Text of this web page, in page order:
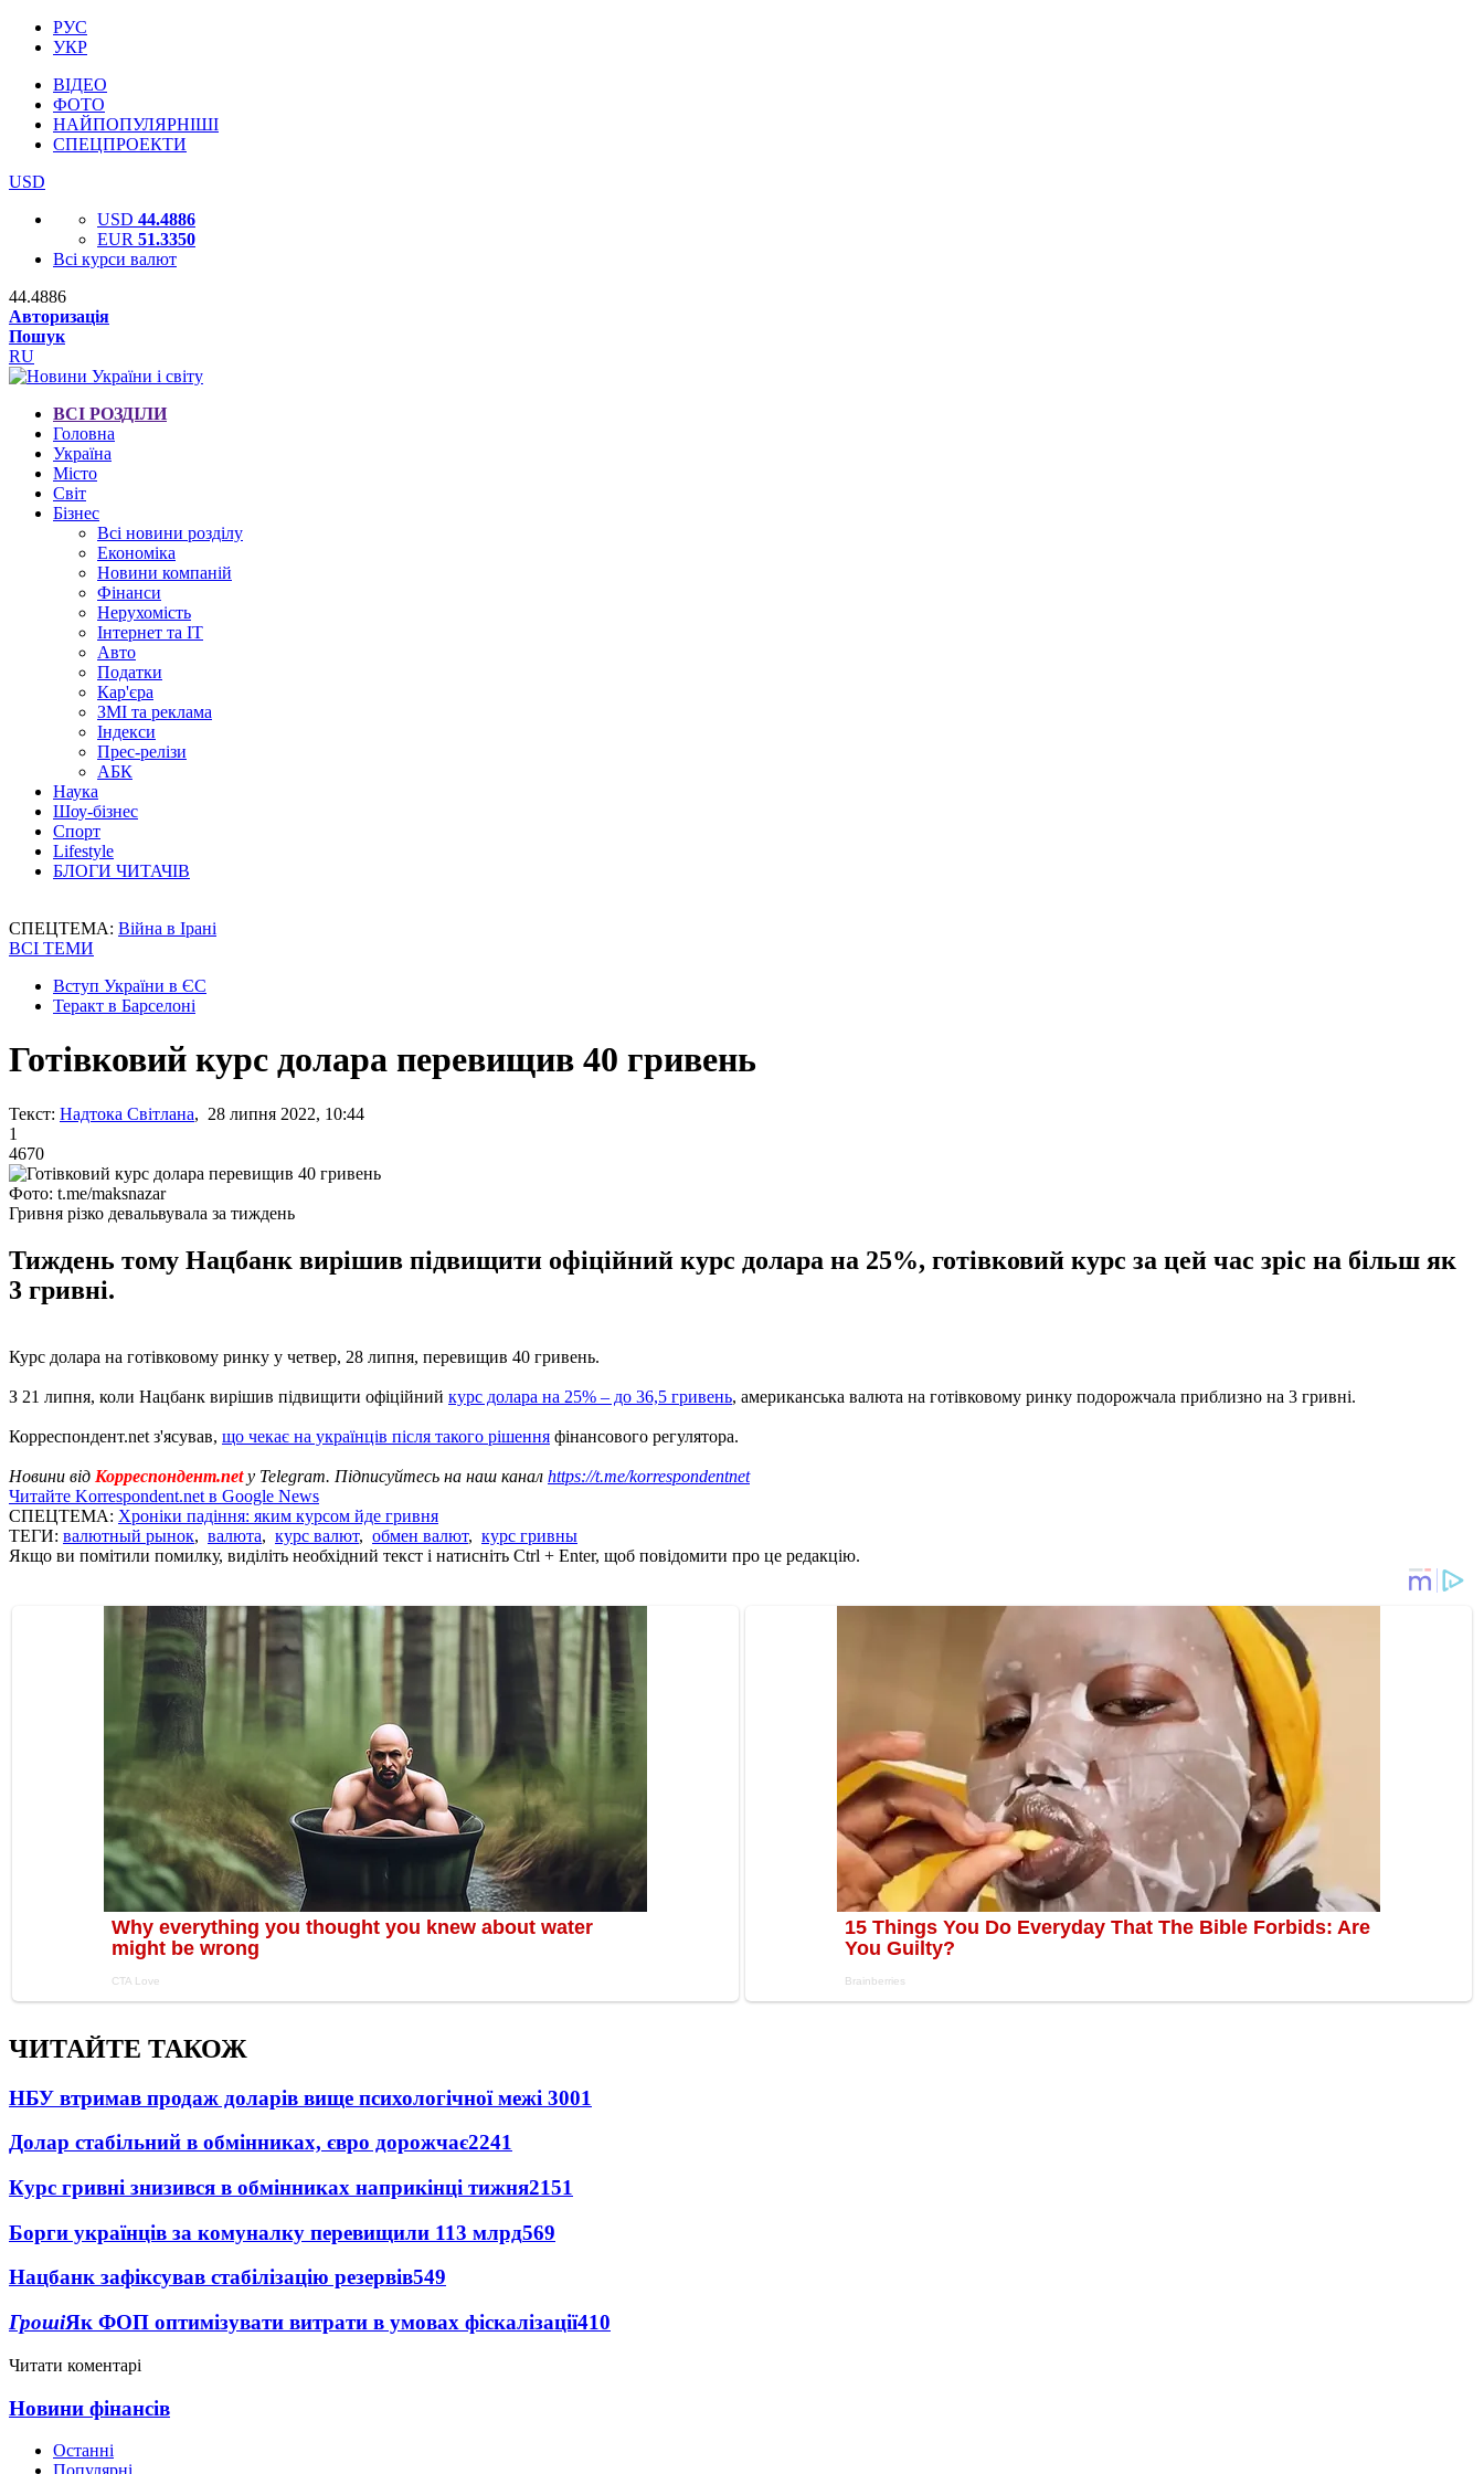
РУС
УКР
ВІДЕО
ФОТО
НАЙПОПУЛЯРНІШІ
СПЕЦПРОЕКТИ
USD
USD 44.4886
EUR 51.3350
Всі курси валют
44.4886
Авторизація
Пошук
RU
ВСІ РОЗДІЛИ
Головна
Україна
Місто
Світ
Бізнес
Всі новини розділу
Економіка
Новини компаній
Фінанси
Нерухомість
Інтернет та IT
Авто
Податки
Кар'єра
ЗМІ та реклама
Індекси
Прес-релізи
АБК
Наука
Шоу-бізнес
Спорт
Lifestyle
БЛОГИ ЧИТАЧІВ
СПЕЦТЕМА: Війна в Ірані
ВСІ ТЕМИ
Вступ України в ЄС
Теракт в Барселоні
Готівковий курс долара перевищив 40 гривень
Текст: Надтока Світлана, 28 липня 2022, 10:44
1
4670
Фото: t.me/maksnazar
Гривня різко девальвувала за тиждень
Тиждень тому Нацбанк вирішив підвищити офіційний курс долара на 25%, готівковий курс за цей час зріс на більш як
3 гривні.
Курс долара на готівковому ринку у четвер, 28 липня, перевищив 40 гривень.
З 21 липня, коли Нацбанк вирішив підвищити офіційний курс долара на 25% – до 36,5 гривень, американська валюта на готівковому ринку подорожчала приблизно на 3 гривні.
Корреспондент.net з'ясував, що чекає на українців після такого рішення фінансового регулятора.
Новини від Корреспондент.netу Telegram. Підписуйтесь на наш канал https://t.me/korrespondentnet
Читайте Korrespondent.net в Google News
СПЕЦТЕМА: Хроніки падіння: яким курсом йде гривня
ТЕГИ: валютный рынок, валюта, курс валют, обмен валют, курс гривны
Якщо ви помітили помилку, виділіть необхідний текст і натисніть Ctrl + Enter, щоб повідомити про це редакцію.
ЧИТАЙТЕ ТАКОЖ
НБУ втримав продаж доларів вище психологічної межі 3001
Долар стабільний в обмінниках, євро дорожчає2241
Курс гривні знизився в обмінниках наприкінці тижня2151
Борги українців за комуналку перевищили 113 млрд569
Нацбанк зафіксував стабілізацію резервів549
ГрошіЯк ФОП оптимізувати витрати в умовах фіскалізації410
Читати коментарі
Новини фінансів
Останні